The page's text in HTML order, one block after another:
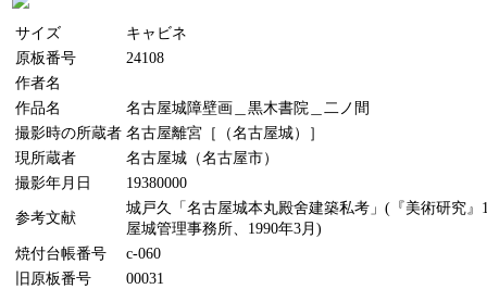
サイズ
キャビネ
原板番号
24108
作者名
作品名
名古屋城障壁画＿黒木書院＿二ノ間
撮影時の所蔵者 名古屋離宮［（名古屋城）］
現所蔵者
名古屋城（名古屋市）
撮影年月日
19380000
参考文献
城戸久「名古屋城本丸殿舍建築私考」(『美術研究
屋城管理事務所、1990年3月)
焼付台帳番号
c-060
旧原板番号
00031